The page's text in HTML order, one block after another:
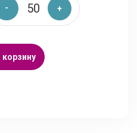
корзину